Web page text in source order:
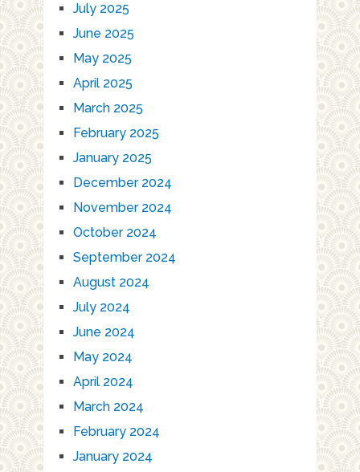
July 2025
June 2025
May 2025
April 2025
March 2025
February 2025
January 2025
December 2024
November 2024
October 2024
September 2024
August 2024
July 2024
June 2024
May 2024
April 2024
March 2024
February 2024
January 2024